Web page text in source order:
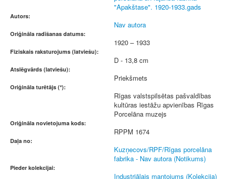
"Apakštase". 1920-1933.gads
Autors:
Nav autora
Oriģināla radīšanas datums:
1920 – 1933
Fiziskais raksturojums (latviešu):
D - 13,8 cm
Atslēgvārds (latviešu):
Priekšmets
Oriģināla turētājs (*):
Rīgas valstspilsētas pašvaldības
kultūras iestāžu apvienības Rīgas
Porcelāna muzejs
Oriģināla novietojuma kods:
RPPM 1674
Daļa no:
Kuzņecovs/RPF/Rīgas porcelāna
fabrika - Nav autora (Notikums)
Pieder kolekcijai:
Industriālais mantojums (Kolekcija)